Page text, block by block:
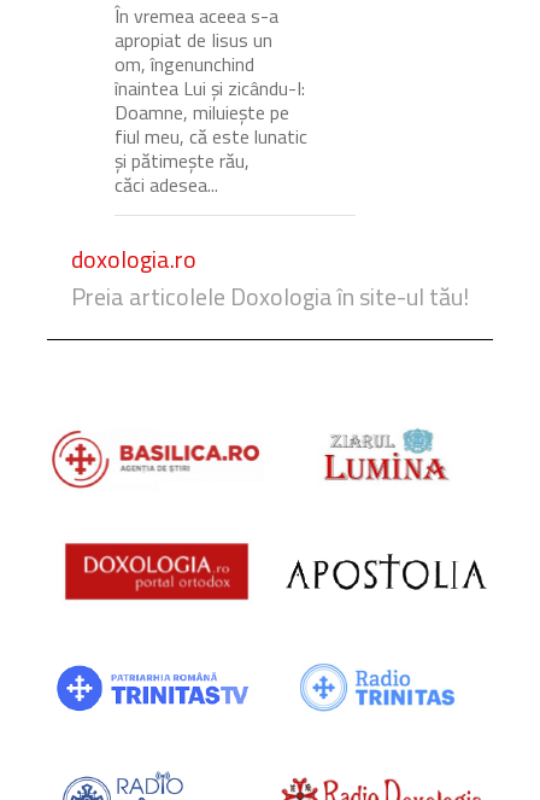
În vremea aceea s-a
apropiat de Iisus un
om, îngenunchind
înaintea Lui și zicându-I:
Doamne, miluiește pe
fiul meu, că este lunatic
și pătimește rău,
căci adesea...
doxologia.ro
Preia articolele Doxologia în site-ul tău!